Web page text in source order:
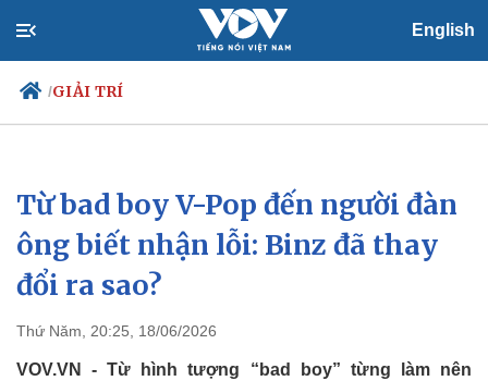
English
/GIẢI TRÍ
Chính trị
Đảng
Tổ chức nhân sự
Quốc hội
Xã hội
Tin 24h
Dự báo thời tiết
Từ bad boy V-Pop đến người đàn
ông biết nhận lỗi: Binz đã thay
đổi ra sao?
Thứ Năm, 20:25, 18/06/2026
VOV.VN - Từ hình tượng “bad boy” từng làm nên